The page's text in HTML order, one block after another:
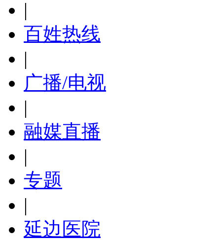
|
百姓热线
|
广播/电视
|
融媒直播
|
专题
|
延边医院